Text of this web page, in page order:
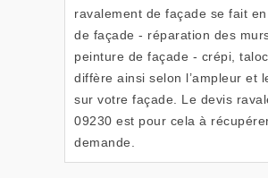
ravalement de façade se fait
de façade - réparation des
peinture de façade - crépi,
diffère ainsi selon l’ampleur et
sur votre façade. Le devis
09230 est pour cela à
demande.